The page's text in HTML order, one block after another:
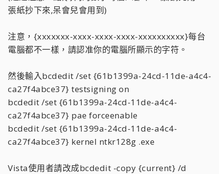
張紙抄下來,呆會兒會用到)
注意，{xxxxxxx-xxxx-xxxx-xxxx-xxxxxxxxxx}每台
電腦都不一樣，請認准你的電腦所顯示的字符。
然後輸入bcdedit /set {61b1399a-24cd-11de-a4c4-
ca27f4abce37} testsigning on
bcdedit /set {61b1399a-24cd-11de-a4c4-
ca27f4abce37} pae forceenable
bcdedit /set {61b1399a-24cd-11de-a4c4-
ca27f4abce37} kernel ntkr128g .exe
Vista使用者請改成bcdedit -copy {current} /d